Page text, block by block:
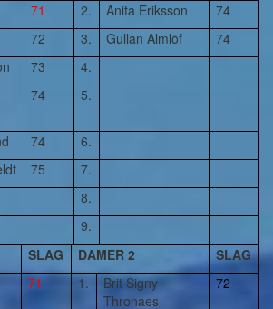
71 2. Anita Eriksson
74
72 3. Gullan Almlöf
74
73
4.
74 5.
74
6.
75
7.
8.
9.
SLAG DAMER 2
SLAG
71 1.
Brit Signy
Thronaes
72